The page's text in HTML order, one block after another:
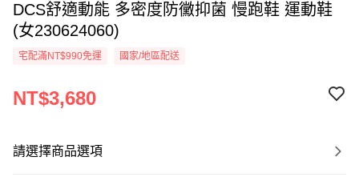
DCS舒適動能 多密度防黴抑菌 慢跑鞋 運動鞋
(女230624060)
宅配滿NT$990免運 國家/地區配送
NT$3,680
請選擇商品選項